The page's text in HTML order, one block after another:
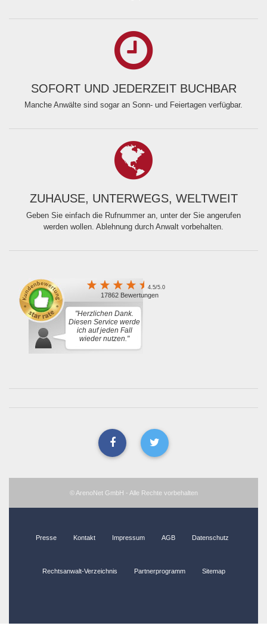
SOFORT UND JEDERZEIT BUCHBAR
Manche Anwälte sind sogar an Sonn- und Feiertagen verfügbar.
ZUHAUSE, UNTERWEGS, WELTWEIT
Geben Sie einfach die Rufnummer an, unter der Sie angerufen
werden wollen. Ablehnung durch Anwalt vorbehalten.
4.5/5.0
17862 Bewertungen
"Herzlichen Dank.
Diesen Service werde
ich auf jeden Fall
wieder nutzen."
© ArenoNet GmbH - Alle Rechte vorbehalten
Presse Kontakt Impressum AGB Datenschutz
Rechtsanwalt-Verzeichnis Partnerprogramm Sitemap